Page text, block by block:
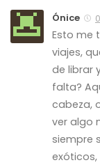
Ónice
Esto me
viajes,
de librar
falta?
cabeza,
ver algo
siempre